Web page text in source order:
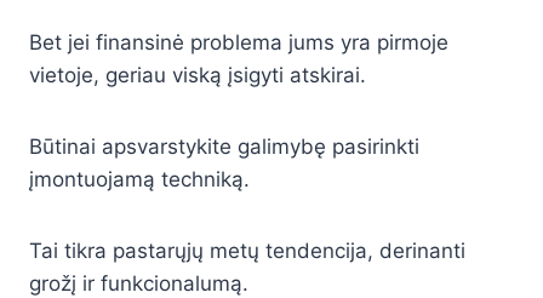
Bet jei finansinė problema jums yra pirmoje
vietoje, geriau viską įsigyti atskirai.
Būtinai apsvarstykite galimybę pasirinkti
įmontuojamą techniką.
Tai tikra pastarųjų metų tendencija, derinanti
grožį ir funkcionalumą.